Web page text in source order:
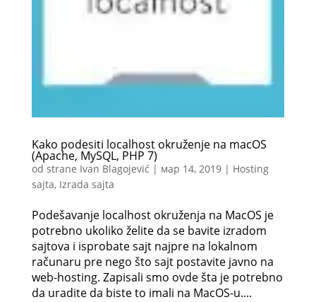
Kako podesiti localhost okruženje na macOS
(Apache, MySQL, PHP 7)
od strane Ivan Blagojević | мар 14, 2019| Hosting
sajta, Izrada sajta
Podešavanje localhost okruženja na MacOS je
potrebno ukoliko želite da se bavite izradom
sajtova i isprobate sajt najpre na lokalnom
računaru pre nego što sajt postavite javno na
web-hosting. Zapisali smo ovde šta je potrebno
da uradite da biste to imali na MacOS-u....